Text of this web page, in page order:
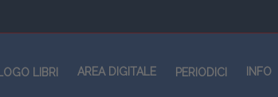
LIBRI AREA DIGITALE PERIODICI INFO